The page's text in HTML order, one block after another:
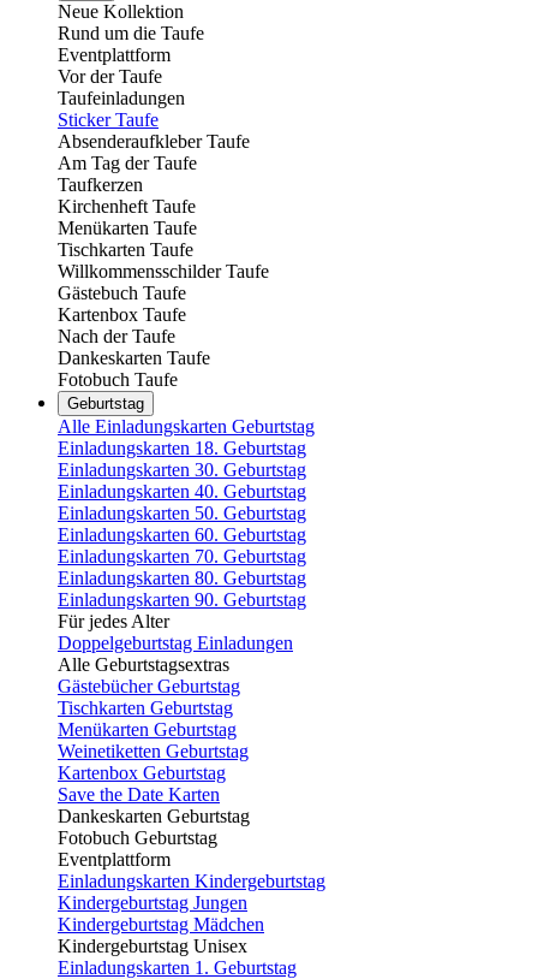
Neue Kollektion
Rund um die Taufe
Eventplattform
Vor der Taufe
Taufeinladungen
Sticker Taufe
Absenderaufkleber Taufe
Am Tag der Taufe
Taufkerzen
Kirchenheft Taufe
Menükarten Taufe
Tischkarten Taufe
Willkommensschilder Taufe
Gästebuch Taufe
Kartenbox Taufe
Nach der Taufe
Dankeskarten Taufe
Fotobuch Taufe
Geburtstag
Alle Einladungskarten Geburtstag
Einladungskarten 18. Geburtstag
Einladungskarten 30. Geburtstag
Einladungskarten 40. Geburtstag
Einladungskarten 50. Geburtstag
Einladungskarten 60. Geburtstag
Einladungskarten 70. Geburtstag
Einladungskarten 80. Geburtstag
Einladungskarten 90. Geburtstag
Für jedes Alter
Doppelgeburtstag Einladungen
Alle Geburtstagsextras
Gästebücher Geburtstag
Tischkarten Geburtstag
Menükarten Geburtstag
Weinetiketten Geburtstag
Kartenbox Geburtstag
Save the Date Karten
Dankeskarten Geburtstag
Fotobuch Geburtstag
Eventplattform
Einladungskarten Kindergeburtstag
Kindergeburtstag Jungen
Kindergeburtstag Mädchen
Kindergeburtstag Unisex
Einladungskarten 1. Geburtstag